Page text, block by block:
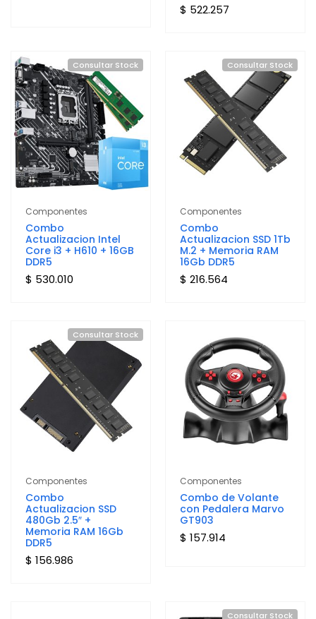
$ 522.257
Consultar Stock
Componentes
Combo
Actualizacion Intel
Core i3 + H610 + 16GB
DDR5
$ 530.010
Consultar Stock
Componentes
Combo
Actualizacion SSD 1Tb
M.2 + Memoria RAM
16Gb DDR5
$ 216.564
Consultar Stock
Componentes
Combo
Actualizacion SSD
480Gb 2.5″ +
Memoria RAM 16Gb
DDR5
$ 156.986
Componentes
Combo de Volante
con Pedalera Marvo
GT903
$ 157.914
Consultar Stock